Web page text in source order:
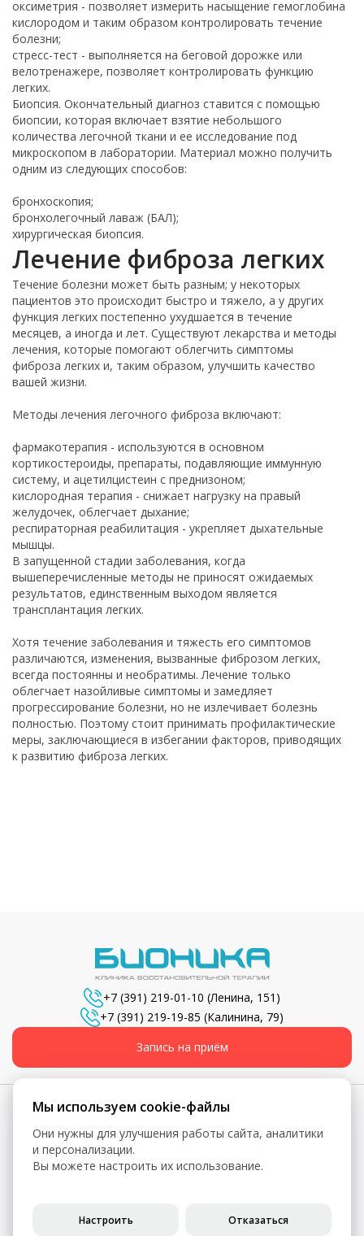
оксиметрия - позволяет измерить насыщение гемоглобина
кислородом и таким образом контролировать течение
болезни;
стресс-тест - выполняется на беговой дорожке или
велотренажере, позволяет контролировать функцию
легких.
Биопсия. Окончательный диагноз ставится с помощью
биопсии, которая включает взятие небольшого
количества легочной ткани и ее исследование под
микроскопом в лаборатории. Материал можно получить
одним из следующих способов:
бронхоскопия;
бронхолегочный лаваж (БАЛ);
хирургическая биопсия.
Лечение фиброза легких
Течение болезни может быть разным; у некоторых
пациентов это происходит быстро и тяжело, а у других
функция легких постепенно ухудшается в течение
месяцев, а иногда и лет. Существуют лекарства и методы
лечения, которые помогают облегчить симптомы
фиброза легких и, таким образом, улучшить качество
вашей жизни.
Методы лечения легочного фиброза включают:
фармакотерапия - используются в основном
кортикостероиды, препараты, подавляющие иммунную
систему, и ацетилцистеин с преднизоном;
кислородная терапия - снижает нагрузку на правый
желудочек, облегчает дыхание;
респираторная реабилитация - укрепляет дыхательные
мышцы.
В запущенной стадии заболевания, когда
вышеперечисленные методы не приносят ожидаемых
результатов, единственным выходом является
трансплантация легких.
Хотя течение заболевания и тяжесть его симптомов
различаются, изменения, вызванные фиброзом легких,
всегда постоянны и необратимы. Лечение только
облегчает назойливые симптомы и замедляет
прогрессирование болезни, но не излечивает болезнь
полностью. Поэтому стоит принимать профилактические
меры, заключающиеся в избегании факторов, приводящих
к развитию фиброза легких.
+7 (391) 219-01-10 (Ленина, 151)
+7 (391) 219-19-85 (Калинина, 79)
Запись на приём
© 2026, Бионика - Сеть медицинских центров
Вся информация, включая цены, представлена для
Политика конфиденциальности
Мы используем cookie-файлы
Они нужны для улучшения работы сайта, аналитики
и персонализации.
Вы можете настроить их использование.
Настроить Отказаться